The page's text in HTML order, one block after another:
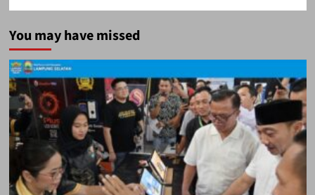
You may have missed